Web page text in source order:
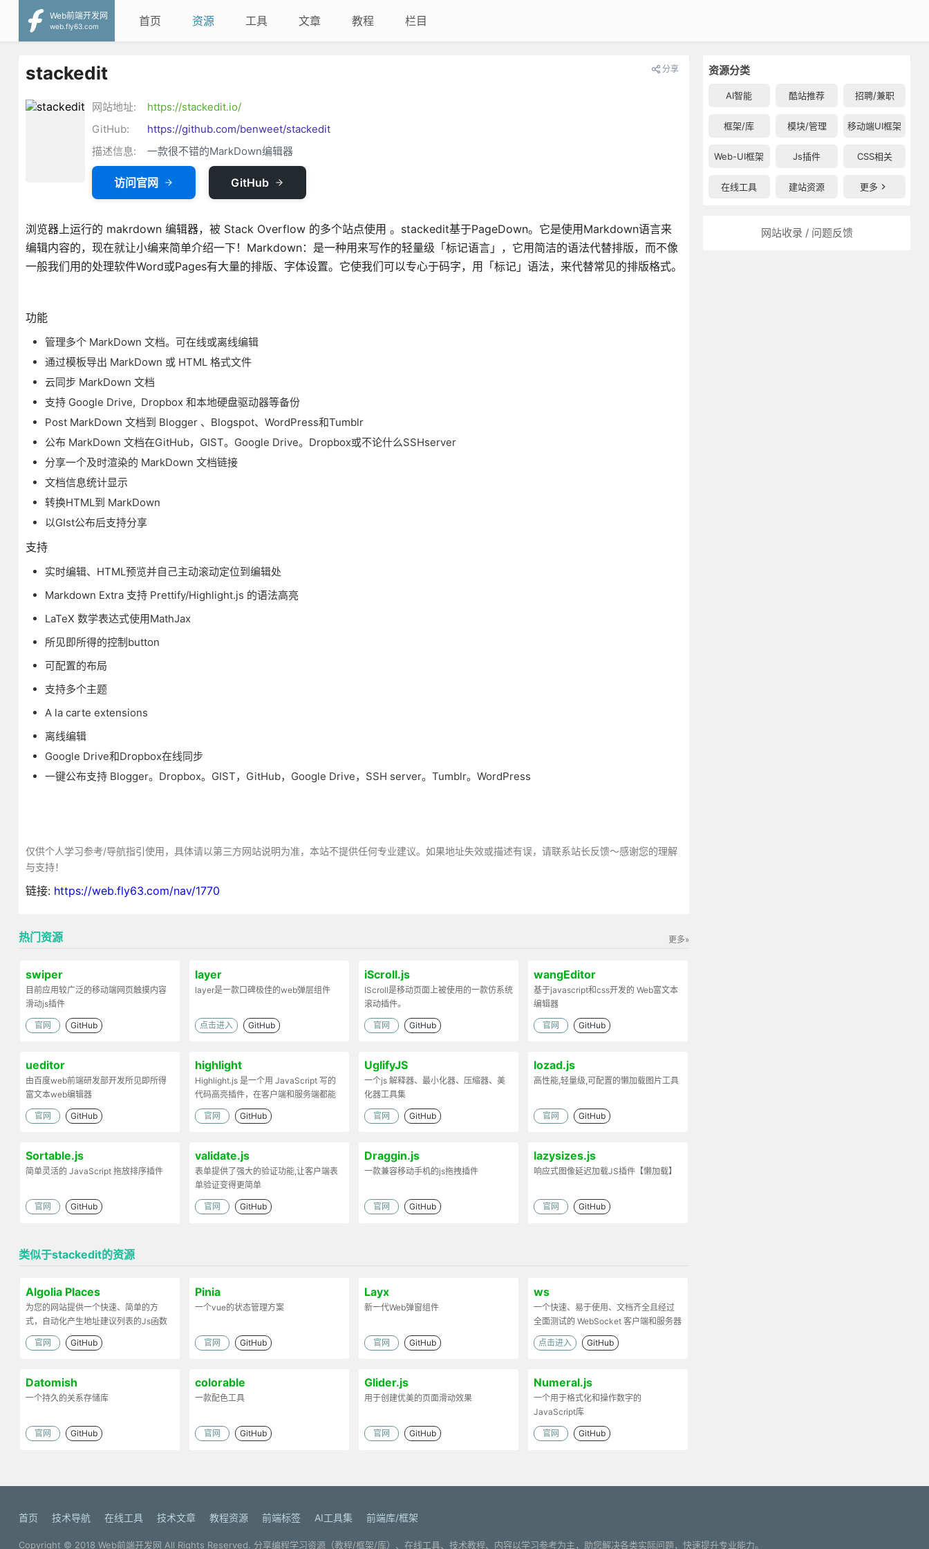
Web前端开发网
web.fly63.com
首页 资源 工具 文章 教程 栏目
资源分类
AI智能 酷站推荐 招聘/兼职
框架/库 模块/管理 移动端UI框架
Web-UI框架 Js插件 CSS相关
在线工具 建站资源 更多
网站收录 / 问题反馈
stackedit 分享
网站地址:
https://stackedit.io/
GitHub:
https://github.com/benweet/stackedit
描述信息:
一款很不错的MarkDown编辑器
访问官网 GitHub
浏览器上运行的 makrdown 编辑器，被 Stack Overflow 的多个站点使用 。stackedit基于PageDown。它是使用Markdown语言来
编辑内容的，现在就让小编来简单介绍一下！Markdown：是一种用来写作的轻量级「标记语言」，它用简洁的语法代替排版，而不像
一般我们用的处理软件Word或Pages有大量的排版、字体设置。它使我们可以专心于码字，用「标记」语法，来代替常见的排版格式。
功能
管理多个 MarkDown 文档。可在线或离线编辑
通过模板导出 MarkDown 或 HTML 格式文件
云同步 MarkDown 文档
支持 Google Drive, Dropbox 和本地硬盘驱动器等备份
Post MarkDown 文档到 Blogger 、Blogspot、WordPress和Tumblr
公布 MarkDown 文档在GitHub，GIST。Google Drive。Dropbox或不论什么SSHserver
分享一个及时渲染的 MarkDown 文档链接
文档信息统计显示
转换HTML到 MarkDown
以GIst公布后支持分享
支持
实时编辑、HTML预览并自己主动滚动定位到编辑处
Markdown Extra 支持 Prettify/Highlight.js 的语法高亮
LaTeX 数学表达式使用MathJax
所见即所得的控制button
可配置的布局
支持多个主题
A la carte extensions
离线编辑
Google Drive和Dropbox在线同步
一键公布支持 Blogger。Dropbox。GIST，GitHub，Google Drive，SSH server。Tumblr。WordPress
仅供个人学习参考/导航指引使用，具体请以第三方网站说明为准，本站不提供任何专业建议。如果地址失效或描述有误，请联系站长反馈～感谢您的理解
与支持！
链接: https://web.fly63.com/nav/1770
更多»
热门资源
swiper
目前应用较广泛的移动端网页触摸内容
滑动js插件
官网 GitHub
layer
layer是一款口碑极佳的web弹层组件
点击进入 GitHub
iScroll.js
IScroll是移动页面上被使用的一款仿系统
滚动插件。
官网 GitHub
wangEditor
基于javascript和css开发的 Web富文本
编辑器
官网 GitHub
ueditor
由百度web前端研发部开发所见即所得
富文本web编辑器
官网 GitHub
highlight
Highlight.js 是一个用 JavaScript 写的
代码高亮插件，在客户端和服务端都能
工作。
官网 GitHub
UglifyJS
一个js 解释器、最小化器、压缩器、美
化器工具集
官网 GitHub
lozad.js
高性能,轻量级,可配置的懒加载图片工具
官网 GitHub
Sortable.js
简单灵活的 JavaScript 拖放排序插件
官网 GitHub
validate.js
表单提供了强大的验证功能,让客户端表
单验证变得更简单
官网 GitHub
Draggin.js
一款兼容移动手机的js拖拽插件
官网 GitHub
lazysizes.js
响应式图像延迟加载JS插件【懒加载】
官网 GitHub
类似于stackedit的资源
Algolia Places
为您的网站提供一个快速、简单的方
式，自动化产生地址建议列表的Js函数
库
官网 GitHub
Pinia
一个vue的状态管理方案
官网 GitHub
Layx
新一代Web弹窗组件
官网 GitHub
ws
一个快速、易于使用、文档齐全且经过
全面测试的 WebSocket 客户端和服务器
实现
点击进入 GitHub
Datomish
一个持久的关系存储库
官网 GitHub
colorable
一款配色工具
官网 GitHub
Glider.js
用于创建优美的页面滑动效果
官网 GitHub
Numeral.js
一个用于格式化和操作数字的
JavaScript库
官网 GitHub
首页 技术导航 在线工具 技术文章 教程资源 前端标签 AI工具集 前端库/框架
Copyright © 2018 Web前端开发网 All Rights Reserved. 分享编程学习资源（教程/框架/库）、在线工具、技术教程、内容以学习参考为主，助您解决各类实际问题，快速提升专业能力。